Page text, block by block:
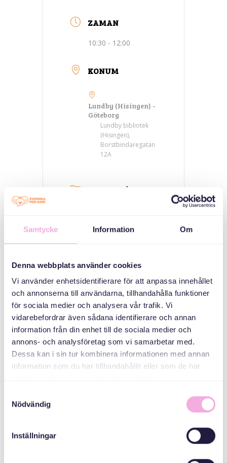
Samtycke Information Om
Denna webbplats använder cookies
Vi använder enhetsidentifierare för att anpassa innehållet
och annonserna till användarna, tillhandahålla funktioner
för sociala medier och analysera vår trafik. Vi
vidarebefordrar även sådana identifierare och annan
information från din enhet till de sociala medier och
annons- och analysföretag som vi samarbetar med.
Dessa kan i sin tur kombinera informationen med annan
information som du har tillhandahållit eller som de har
Nödvändig
Inställningar
ZAMAN
10:30 - 12:00
KONUM
Lundby (Hisingen) -
Göteborg
Lundby bibliotek
(Hisingen),
Borstbindaregatan
12A
KATEGORILER
toplantıları
Svenska med baby